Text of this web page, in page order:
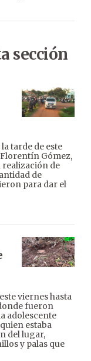
sección
tarde de este
Gómez,
realización de
de
para dar el
viernes hasta
fueron
adolescente
quien estaba
del lugar,
y palas que